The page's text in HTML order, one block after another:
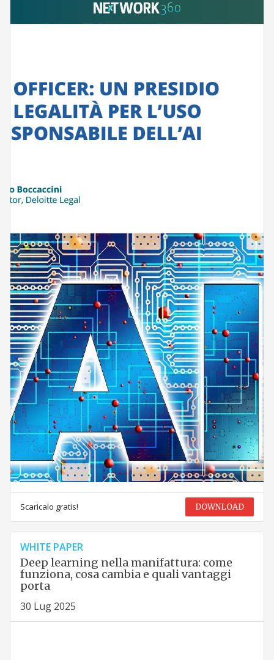
Scaricalo gratis! DOWNLOAD
WHITE PAPER
Deep learning nella manifattura: come
funziona, cosa cambia e quali vantaggi
porta
30 Lug 2025